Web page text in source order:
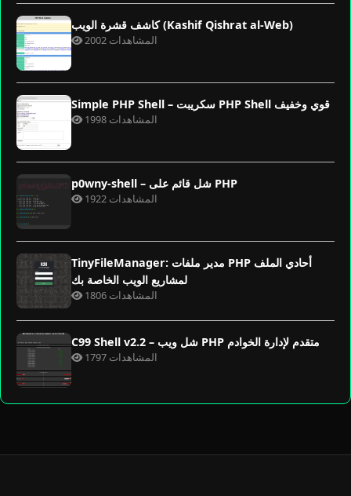
كاشف قشرة الويب (Kashif Qishrat al-Web)
2002 المشاهدات
Simple PHP Shell – سكريبت PHP Shell قوي وخفيف
1998 المشاهدات
p0wny-shell – شل قائم على PHP
1922 المشاهدات
TinyFileManager: مدير ملفات PHP أحادي الملف
لمشاريع الويب الخاصة بك
1806 المشاهدات
C99 Shell v2.2 – شل ويب PHP متقدم لإدارة الخوادم
1797 المشاهدات